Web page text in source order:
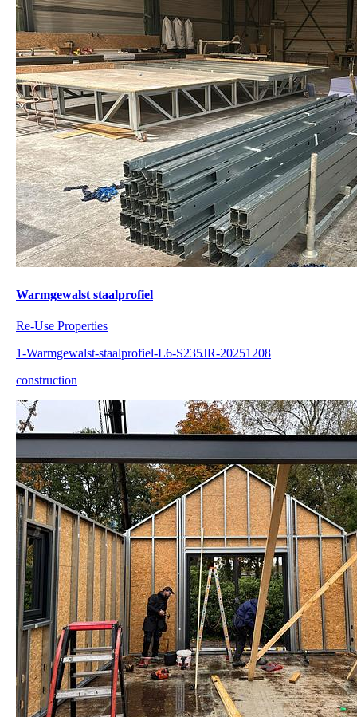
Warmgewalst staalprofiel
Re-Use Properties
1-Warmgewalst-staalprofiel-L6-S235JR-20251208
construction